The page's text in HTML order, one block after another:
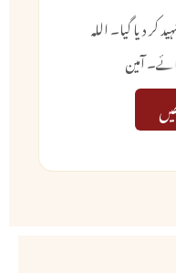
کر دیا گیا۔ اللہ
آمین